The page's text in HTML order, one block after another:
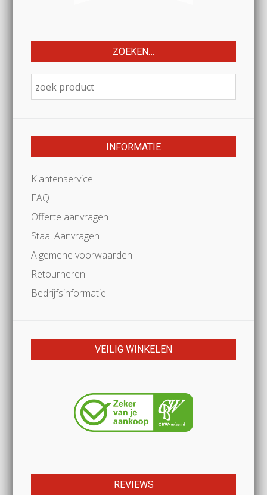
ZOEKEN…
INFORMATIE
Klantenservice
FAQ
Offerte aanvragen
Staal Aanvragen
Algemene voorwaarden
Retourneren
Bedrijfsinformatie
VEILIG WINKELEN
REVIEWS